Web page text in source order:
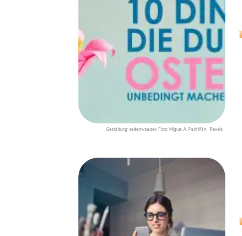
Gestaltung: seitenwaelzer, Foto: Miguel Á. Padriñán | Pexels